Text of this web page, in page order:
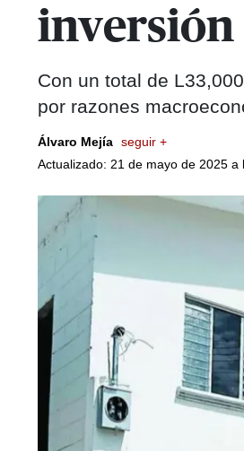
inversión
Con un total de
por razones
Álvaro Mejía seguir +
Actualizado: 21 de mayo de 2025 a